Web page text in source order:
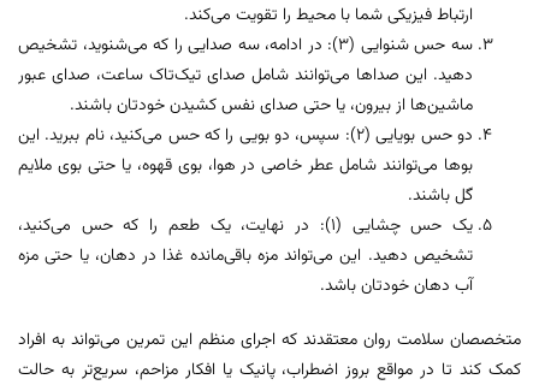
ارتباط فیزیکی شما با محیط را تقویت می‌کند.
سه حس شنوایی (۳): در ادامه، سه صدایی را که می‌شنوید، تشخیص
دهید. این صداها می‌توانند شامل صدای تیک‌تاک ساعت، صدای عبور
ماشین‌ها از بیرون، یا حتی صدای نفس کشیدن خودتان باشند.
دو حس بویایی (۲): سپس، دو بویی را که حس می‌کنید، نام ببرید. این
بوها می‌توانند شامل عطر خاصی در هوا، بوی قهوه، یا حتی بوی ملایم
گل باشند.
یک حس چشایی (۱): در نهایت، یک طعم را که حس می‌کنید،
تشخیص دهید. این می‌تواند مزه باقی‌مانده غذا در دهان، یا حتی مزه
آب دهان خودتان باشد.
متخصصان سلامت روان معتقدند که اجرای منظم این تمرین می‌تواند به افراد
کمک کند تا در مواقع بروز اضطراب، پانیک یا افکار مزاحم، سریع‌تر به حالت